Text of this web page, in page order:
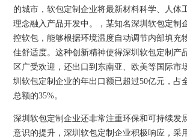
的城市，软包定制企业将最新材料科学、人体
理念融入产品开发中。，某知名深圳软包定制
控软包，能够根据环境温度自动调节内部填充
佳舒适度。这种创新精神使得深圳软包定制产
区广受欢迎，还出口到东南亚、欧美等国际市
圳软包定制企业的年出口额已超过50亿元，占
总额的35%。
深圳软包定制企业还非常注重环保和可持续发
意识的提升，深圳软包定制企业积极响应，采